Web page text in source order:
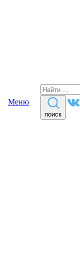
Меню
поиск